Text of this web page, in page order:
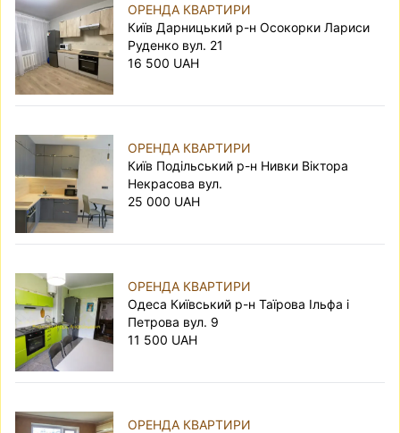
ОРЕНДА КВАРТИРИ
Київ Дарницький р-н Осокорки Лариси
Руденко вул. 21
16 500 UAH
ОРЕНДА КВАРТИРИ
Київ Подільський р-н Нивки Віктора
Некрасова вул.
25 000 UAH
ОРЕНДА КВАРТИРИ
Одеса Київський р-н Таїрова Ільфа і
Петрова вул. 9
11 500 UAH
ОРЕНДА КВАРТИРИ